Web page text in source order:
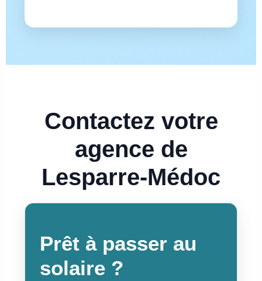
Contactez votre
agence de
Lesparre-Médoc
Prêt à passer au
solaire ?